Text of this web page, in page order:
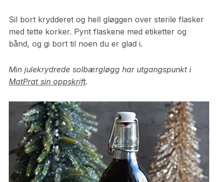
Sil bort krydderet og hell gløggen over sterile flasker
med tette korker. Pynt flaskene med etiketter og
bånd, og gi bort til noen du er glad i.
Min julekrydrede solbærgløgg har utgangspunkt i
MatPrat sin oppskrift.